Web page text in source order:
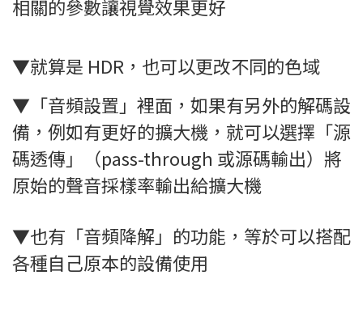
相關的參數讓視覺效果更好
▼就算是 HDR，也可以更改不同的色域
▼「音頻設置」裡面，如果有另外的解碼設
備，例如有更好的擴大機，就可以選擇「源
碼透傳」（pass-through 或源碼輸出）將
原始的聲音採樣率輸出給擴大機
▼也有「音頻降解」的功能，等於可以搭配
各種自己原本的設備使用